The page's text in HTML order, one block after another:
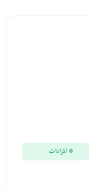
0 المزادات